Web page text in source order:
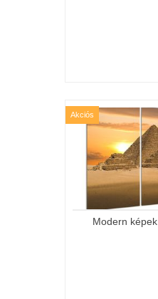
Modern képek
Akciós